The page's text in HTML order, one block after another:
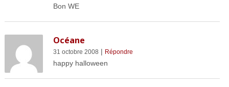
Bon WE
Océane
31 octobre 2008 | Répondre
happy halloween